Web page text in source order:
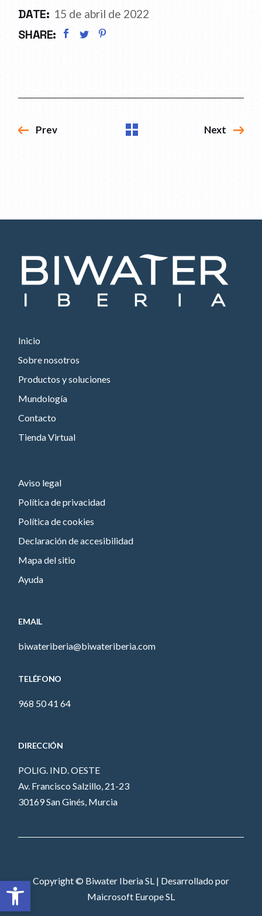
Abrir barra de herramientas
DATE: 15 de abril de 2022
SHARE:
Prev Next
Inicio
Sobre nosotros
Productos y soluciones
Mundología
Contacto
Tienda Virtual
Aviso legal
Política de privacidad
Política de cookies
Declaración de accesibilidad
Mapa del sitio
Ayuda
EMAIL
biwateriberia@biwateriberia.com
TELÉFONO
968 50 41 64
DIRECCIÓN
POLIG. IND. OESTE
Av. Francisco Salzillo, 21-23
30169 San Ginés, Murcia
Copyright © Biwater Iberia SL | Desarrollado por
Maicrosoft Europe SL